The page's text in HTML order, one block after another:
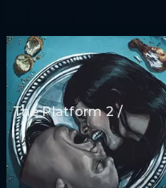
The Platform 2 /